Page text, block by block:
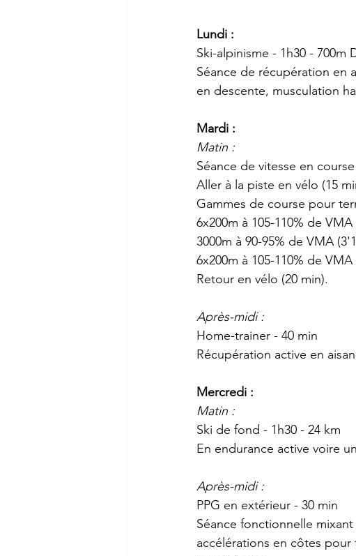
Lundi :
Ski-alpinisme - 1h30 - 700m
Séance de récupération en
en descente, musculation
Mardi :
Matin :
Séance de vitesse en
Aller à la piste en vélo (15
Gammes de course pour
6x200m à 105-110% de
3000m à 90-95% de VMA
6x200m à 105-110% de
Retour en vélo (20 min).
Après-midi :
Home-trainer - 40 min
Récupération active en
Mercredi :
Matin :
Ski de fond - 1h30 - 24 km
En endurance active voire
Après-midi :
PPG en extérieur - 30 min
Séance fonctionnelle
accélérations en côtes pour